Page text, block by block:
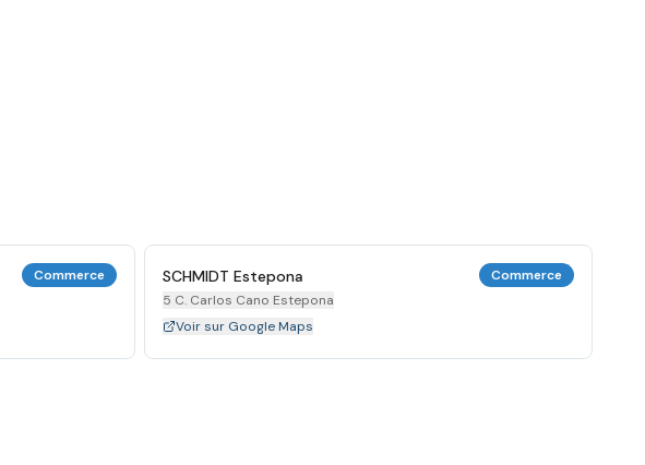
Commerce SCHMIDT Estepona
5 C. Carlos Cano Estepona
Commerce
Voir sur Google Maps